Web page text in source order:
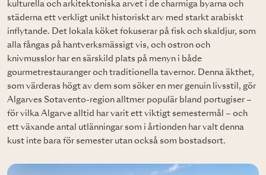
kulturella och arkitektoniska arvet i de charmiga byarna och
städerna ett verkligt unikt historiskt arv med starkt arabiskt
inflytande. Det lokala köket fokuserar på fisk och skaldjur, som
alla fångas på hantverksmässigt vis, och ostron och
knivmusslor har en särskild plats på menyn i både
gourmetrestauranger och traditionella tavernor. Denna äkthet,
som värderas högt av dem som söker en mer genuin livsstil, gör
Algarves Sotavento-region alltmer populär bland portugiser –
för vilka Algarve alltid har varit ett viktigt semestermål – och
ett växande antal utlänningar som i årtionden har valt denna
kust inte bara för semester utan också som bostadsort.